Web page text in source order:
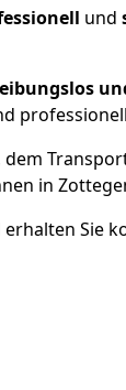
und
in
erhalten Sie